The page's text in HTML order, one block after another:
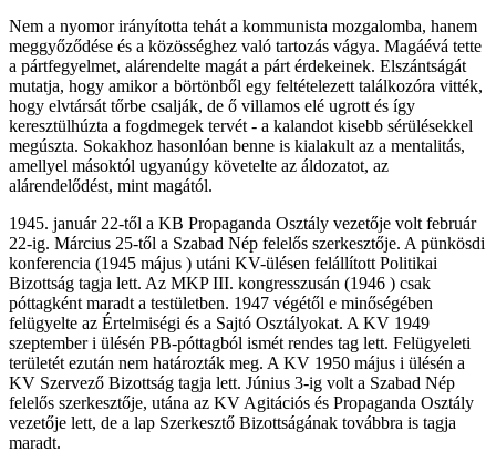
Nem a nyomor irányította tehát a kommunista mozgalomba, hanem
meggyőződése és a közösséghez való tartozás vágya. Magáévá tette
a pártfegyelmet, alárendelte magát a párt érdekeinek. Elszántságát
mutatja, hogy amikor a börtönből egy feltételezett találkozóra vitték,
hogy elvtársát tőrbe csalják, de ő villamos elé ugrott és így
keresztülhúzta a fogdmegek tervét - a kalandot kisebb sérülésekkel
megúszta. Sokakhoz hasonlóan benne is kialakult az a mentalitás,
amellyel másoktól ugyanúgy követelte az áldozatot, az
alárendelődést, mint magától.
1945. január 22-től a KB Propaganda Osztály vezetője volt február
22-ig. Március 25-től a Szabad Nép felelős szerkesztője. A pünkösdi
konferencia (1945 május ) utáni KV-ülésen felállított Politikai
Bizottság tagja lett. Az MKP III. kongresszusán (1946 ) csak
póttagként maradt a testületben. 1947 végétől e minőségében
felügyelte az Értelmiségi és a Sajtó Osztályokat. A KV 1949
szeptember i ülésén PB-póttagból ismét rendes tag lett. Felügyeleti
területét ezután nem határozták meg. A KV 1950 május i ülésén a
KV Szervező Bizottság tagja lett. Június 3-ig volt a Szabad Nép
felelős szerkesztője, utána az KV Agitációs és Propaganda Osztály
vezetője lett, de a lap Szerkesztő Bizottságának továbbra is tagja
maradt.